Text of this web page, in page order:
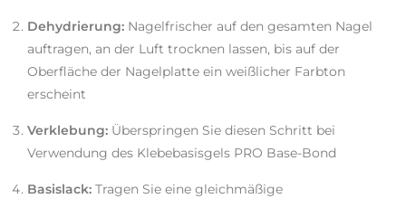
Dehydrierung: Nagelfrischer auf den gesamten Nagel
auftragen, an der Luft trocknen lassen, bis auf der
Oberfläche der Nagelplatte ein weißlicher Farbton
erscheint
Verklebung: Überspringen Sie diesen Schritt bei
Verwendung des Klebebasisgels PRO Base-Bond
Basislack: Tragen Sie eine gleichmäßige